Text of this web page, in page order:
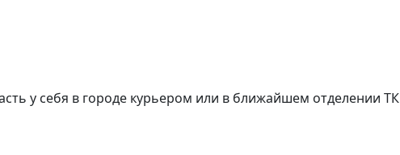
у себя в городе курьером или в ближайшем отделении ТК